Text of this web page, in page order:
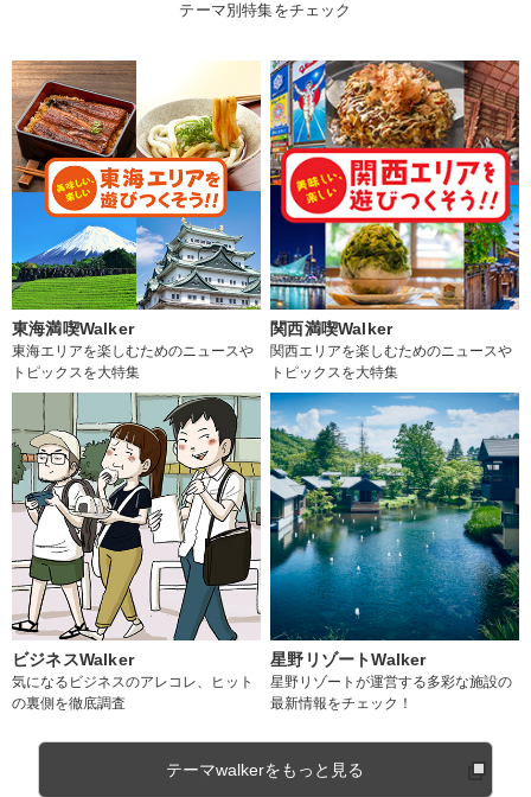
テーマ別特集をチェック
東海満喫Walker
東海エリアを楽しむためのニュースや
トピックスを大特集
関西満喫Walker
関西エリアを楽しむためのニュースや
トピックスを大特集
ビジネスWalker
気になるビジネスのアレコレ、ヒット
の裏側を徹底調査
星野リゾートWalker
星野リゾートが運営する多彩な施設の
最新情報をチェック！
テーマwalkerをもっと見る